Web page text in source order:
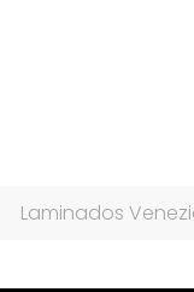
Laminados